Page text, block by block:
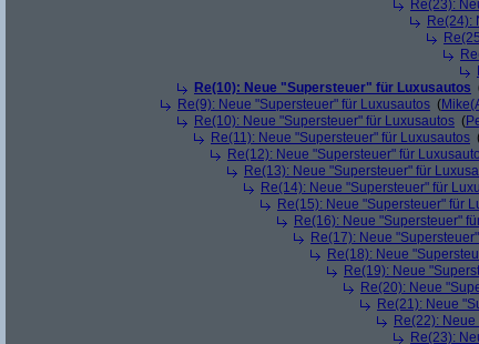
Re(23):
Re(24):
Re(10): Neue "Supersteuer" für Luxusautos
Re(9): Neue "Supersteuer" für Luxusautos (
Re(10): Neue "Supersteuer" für Luxusautos (
Re(11): Neue "Supersteuer" für Luxusautos
Re(12): Neue "Supersteuer" für
Re(13): Neue "Supersteuer" für
Re(14): Neue "Supersteuer" für
Re(15): Neue "Supersteuer" für
Re(16): Neue "Supersteuer"
Re(17): Neue
Re(18): Neue
Re(19): Neue
Re(20): Neue
Re(21): Neue
Re(22):
Re(23):